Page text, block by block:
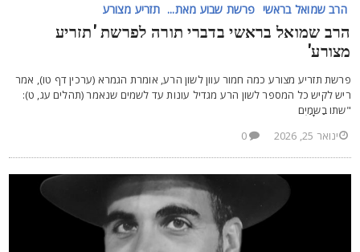
הרב שמואל בראשי פרשת שבוע מאת... תזריע מצורע
שמואל בראשי בדברי תורה לפרשת 'תזריע
תזריע מצורע כמה חמור עוון לשון הרע, אומרת הגמרא (ערכין דף טו), אמר
לקיש כל המספר לשון הרע מגדיל עונות עד לשמים שנאמר (תהלים עג, ט):
בַשָּמַיִם
ינואר 25, 2026
0